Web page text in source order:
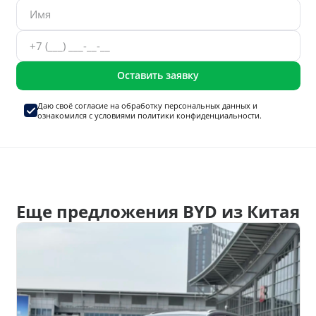
Оставить заявку
Даю своё согласие на обработку персональных данныхи
ознакомился с условиями политики конфиденциальности.
Еще предложения BYD из Китая